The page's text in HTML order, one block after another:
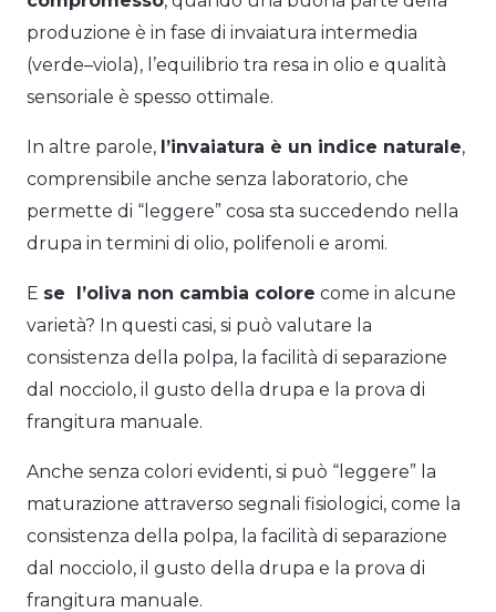
produzione è in fase di invaiatura intermedia
(verde–viola), l’equilibrio tra resa in olio e qualità
sensoriale è spesso ottimale.
In altre parole, l’invaiatura è un indice naturale,
comprensibile anche senza laboratorio, che
permette di “leggere” cosa sta succedendo nella
drupa in termini di olio, polifenoli e aromi.
E se l’oliva non cambia colore come in alcune
varietà? In questi casi, si può valutare la
consistenza della polpa, la facilità di separazione
dal nocciolo, il gusto della drupa e la prova di
frangitura manuale.
Anche senza colori evidenti, si può “leggere” la
maturazione attraverso segnali fisiologici, come la
consistenza della polpa, la facilità di separazione
dal nocciolo, il gusto della drupa e la prova di
frangitura manuale.